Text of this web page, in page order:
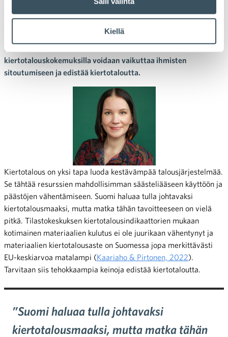
Kiellä
tuotannon ja kulutuksen tavoissa ei kuitenkaan tapahdu, jos
ihmiset eivät sitoudu siihen. Onnistuneilla
kiertotalouskokemuksilla voidaan vaikuttaa ihmisten
sitoutumiseen ja edistää kiertotaloutta.
Kiertotalous on yksi tapa luoda kestävämpää talousjärjestelmää.
Se tähtää resurssien mahdollisimman säästeliääseen käyttöön ja
päästöjen vähentämiseen. Suomi haluaa tulla johtavaksi
kiertotalousmaaksi, mutta matka tähän tavoitteeseen on vielä
pitkä. Tilastokeskuksen kiertotalousindikaattorien mukaan
kotimainen materiaalien kulutus ei ole juurikaan vähentynyt ja
materiaalien kiertotalousaste on Suomessa jopa merkittävästi
EU-keskiarvoa matalampi (Kaariaho & Pirtonen, 2022).
Tarvitaan siis tehokkaampia keinoja edistää kiertotaloutta.
”Suomi haluaa tulla johtavaksi
kiertotalousmaaksi, mutta matka tähän